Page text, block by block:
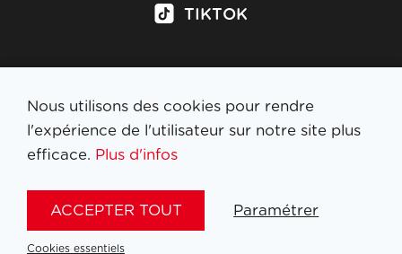
TIKTOK
S'inscrire à la newsletter
Nous utilisons des cookies pour rendre
l'expérience de l'utilisateur sur notre site plus
efficace. Plus d'infos
ACCEPTER TOUT Paramétrer
Cookies essentiels